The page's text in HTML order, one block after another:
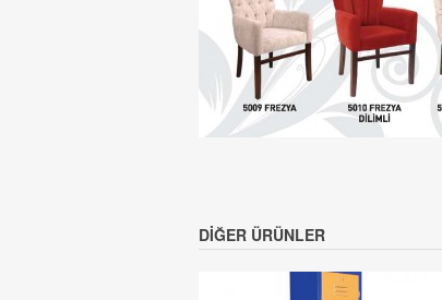
DIĞER ÜRÜNLER